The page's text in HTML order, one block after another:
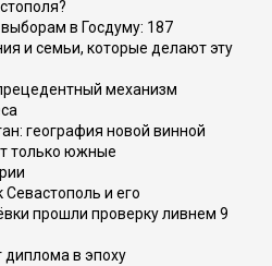
в Госдуму: 187
и семьи, которые делают эту
механизм
география новой винной
только южные
Севастополь и его
прошли проверку ливнем 9
диплома в эпоху